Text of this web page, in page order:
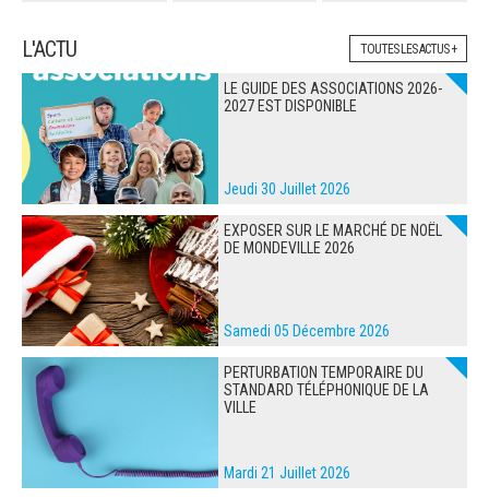
L'ACTU TOUTES LES ACTUS +
LE GUIDE DES ASSOCIATIONS 2026-
2027 EST DISPONIBLE
Jeudi 30 Juillet 2026
EXPOSER SUR LE MARCHÉ DE NOËL
DE MONDEVILLE 2026
Samedi 05 Décembre 2026
PERTURBATION TEMPORAIRE DU
STANDARD TÉLÉPHONIQUE DE LA
VILLE
Mardi 21 Juillet 2026